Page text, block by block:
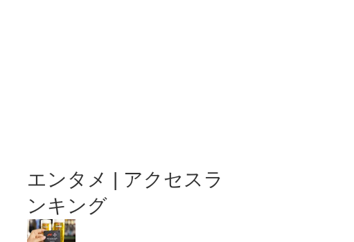
エンタメ | アクセスラ
ンキング